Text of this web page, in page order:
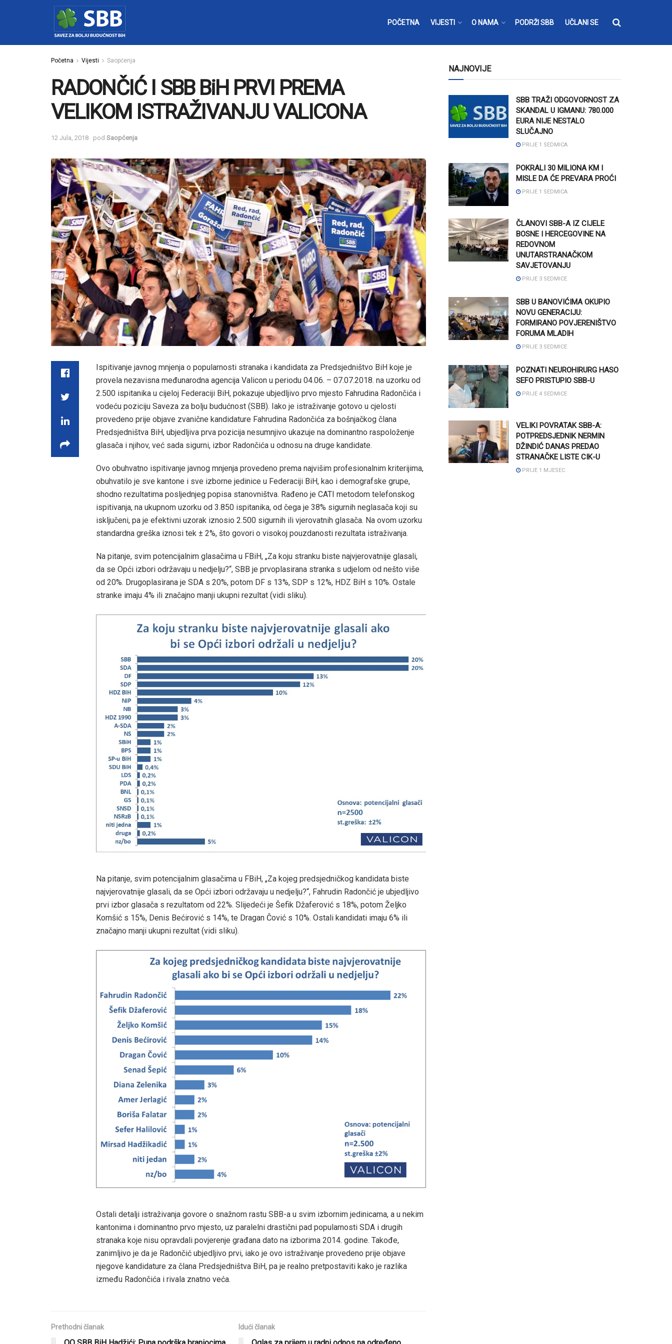
POČETNA VIJESTI O NAMA PODRŽI SBB UČLANI SE
Početna Vijesti Saopćenja
RADONČIĆ I SBB BiH PRVI PREMA
VELIKOM ISTRAŽIVANJU VALICONA
12 Jula, 2018 pod Saopćenja
Ispitivanje javnog mnjenja o popularnosti stranaka i kandidata za Predsjedništvo BiH koje je
provela nezavisna međunarodna agencija Valicon u periodu 04.06. – 07.07.2018. na uzorku od
2.500 ispitanika u cijeloj Federaciji BiH, pokazuje ubjedljivo prvo mjesto Fahrudina Radončića i
vodeću poziciju Saveza za bolju budućnost (SBB). Iako je istraživanje gotovo u cjelosti
provedeno prije objave zvanične kandidature Fahrudina Radončića za bošnjačkog člana
Predsjedništva BiH, ubjedljiva prva pozicija nesumnjivo ukazuje na dominantno raspoloženje
glasača i njihov, već sada sigurni, izbor Radončića u odnosu na druge kandidate.
Ovo obuhvatno ispitivanje javnog mnjenja provedeno prema najvišim profesionalnim kriterijima,
obuhvatilo je sve kantone i sve izborne jedinice u Federaciji BiH, kao i demografske grupe,
shodno rezultatima posljednjeg popisa stanovništva. Rađeno je CATI metodom telefonskog
ispitivanja, na ukupnom uzorku od 3.850 ispitanika, od čega je 38% sigurnih neglasača koji su
isključeni, pa je efektivni uzorak iznosio 2.500 sigurnih ili vjerovatnih glasača. Na ovom uzorku
standardna greška iznosi tek ± 2%, što govori o visokoj pouzdanosti rezultata istraživanja.
Na pitanje, svim potencijalnim glasačima u FBiH, „Za koju stranku biste najvjerovatnije glasali,
da se Opći izbori održavaju u nedjelju?“, SBB je prvoplasirana stranka s udjelom od nešto više
od 20%. Drugoplasirana je SDA s 20%, potom DF s 13%, SDP s 12%, HDZ BiH s 10%. Ostale
stranke imaju 4% ili značajno manji ukupni rezultat (vidi sliku).
Na pitanje, svim potencijalnim glasačima u FBiH, „Za kojeg predsjedničkog kandidata biste
najvjerovatnije glasali, da se Opći izbori održavaju u nedjelju?“, Fahrudin Radončić je ubjedljivo
prvi izbor glasača s rezultatom od 22%. Slijedeći je Šefik Džaferović s 18%, potom Željko
Komšić s 15%, Denis Bećirović s 14%, te Dragan Čović s 10%. Ostali kandidati imaju 6% ili
značajno manji ukupni rezultat (vidi sliku).
Ostali detalji istraživanja govore o snažnom rastu SBB-a u svim izbornim jedinicama, a u nekim
kantonima i dominantno prvo mjesto, uz paralelni drastični pad popularnosti SDA i drugih
stranaka koje nisu opravdali povjerenje građana dato na izborima 2014. godine. Takođe,
zanimljivo je da je Radončić ubjedljivo prvi, iako je ovo istraživanje provedeno prije objave
njegove kandidature za člana Predsjedništva BiH, pa je realno pretpostaviti kako je razlika
između Radončića i rivala znatno veća.
Prethodni članak Idući članak
NAJNOVIJE
SBB TRAŽI ODGOVORNOST ZA
SKANDAL U IGMANU: 780.000
EURA NIJE NESTALO
SLUČAJNO
PRIJE 1 SEDMICA
POKRALI 30 MILIONA KM I
MISLE DA ĆE PREVARA PROĆI
PRIJE 1 SEDMICA
ČLANOVI SBB-A IZ CIJELE
BOSNE I HERCEGOVINE NA
REDOVNOM
UNUTARSTRANAČKOM
SAVJETOVANJU
PRIJE 3 SEDMICE
SBB U BANOVIĆIMA OKUPIO
NOVU GENERACIJU:
FORMIRANO POVJERENIŠTVO
FORUMA MLADIH
PRIJE 3 SEDMICE
POZNATI NEUROHIRURG HASO
SEFO PRISTUPIO SBB-U
PRIJE 4 SEDMICE
VELIKI POVRATAK SBB-A:
POTPREDSJEDNIK NERMIN
DŽINDIĆ DANAS PREDAO
STRANAČKE LISTE CIK-U
PRIJE 1 MJESEC